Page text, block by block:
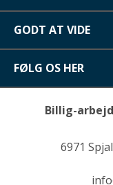
GODT AT VIDE
FØLG OS HER
Billig-
6971